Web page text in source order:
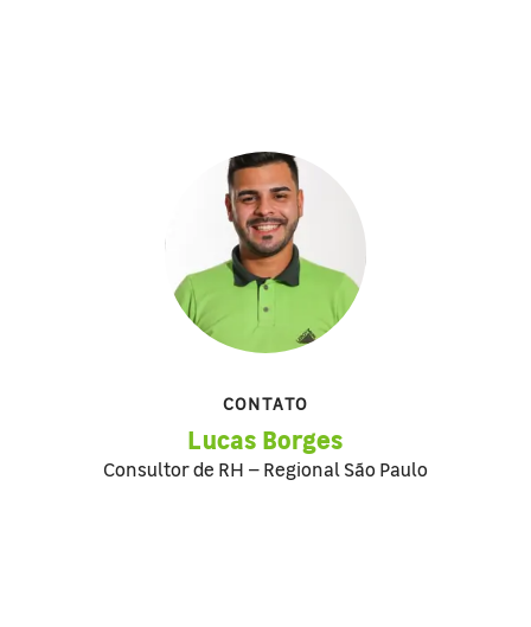
CONTATO
Lucas Borges
Consultor de RH – Regional São Paulo